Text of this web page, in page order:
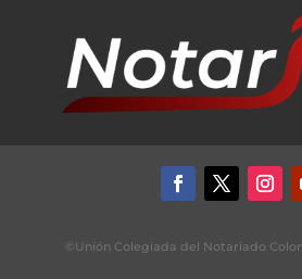
©Unión Colegiada del Notariado